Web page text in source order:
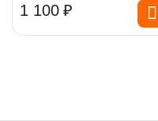
1 100 ₽